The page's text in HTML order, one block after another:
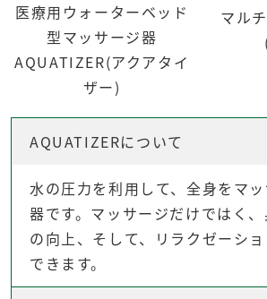
医療用ウォーターベッド
型マッサージ器
AQUATIZER(アクアタイ
ザー)
マル
AQUATIZERについて
水の圧力を利用して、全身をマ
器です。マッサージだけではく
の向上、そして、リラクゼーシ
できます。